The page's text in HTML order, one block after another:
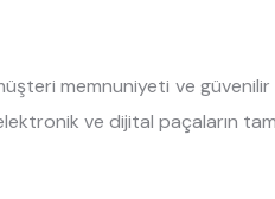
memnuniyeti ve
ve dijital paçaların